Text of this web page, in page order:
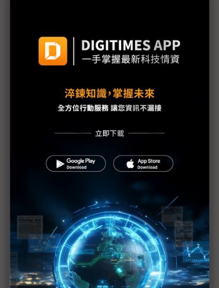
雲端算力外溢地端 IPC卡位邊緣AI與實體AI應用
揭示電子紙下個十年
《不具名消息》SEP71從追星現場到獨家專訪——史
Marvell押注矽光子 AI資料中心互連迎十年重構
數位分身卡位AI工廠 達梭、雲達攜NVIDIA搶攻工業
級部署
（獨家）晶片產能滿手、銅牆終將倒下？ Marvell
營運長談AI光學互連的下一步